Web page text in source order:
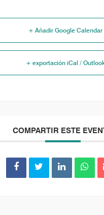
+ Añadir Google Calendar
+ exportación iCal /
COMPARTIR ESTE